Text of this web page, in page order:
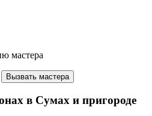
мастера
Вызвать мастера
в Сумах и пригороде